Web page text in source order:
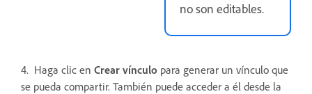
no son editables.
4. Haga clic en Crear vínculo para generar un vínculo que
se pueda compartir. También puede acceder a él desde la